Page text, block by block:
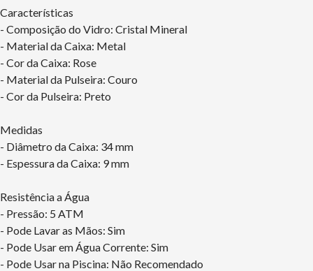
Características
- Composição do Vidro: Cristal Mineral
- Material da Caixa: Metal
- Cor da Caixa: Rose
- Material da Pulseira: Couro
- Cor da Pulseira: Preto
Medidas
- Diâmetro da Caixa: 34 mm
- Espessura da Caixa: 9 mm
Resistência a Água
- Pressão: 5 ATM
- Pode Lavar as Mãos: Sim
- Pode Usar em Água Corrente: Sim
- Pode Usar na Piscina: Não Recomendado